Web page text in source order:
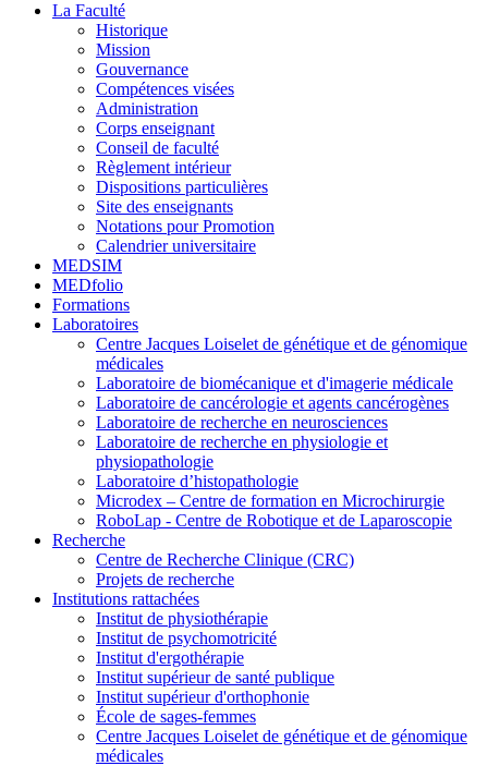
La Faculté
Historique
Mission
Gouvernance
Compétences visées
Administration
Corps enseignant
Conseil de faculté
Règlement intérieur
Dispositions particulières
Site des enseignants
Notations pour Promotion
Calendrier universitaire
MEDSIM
MEDfolio
Formations
Laboratoires
Centre Jacques Loiselet de génétique et de génomique
médicales
Laboratoire de biomécanique et d'imagerie médicale
Laboratoire de cancérologie et agents cancérogènes
Laboratoire de recherche en neurosciences
Laboratoire de recherche en physiologie et
physiopathologie
Laboratoire d’histopathologie
Microdex – Centre de formation en Microchirurgie
RoboLap - Centre de Robotique et de Laparoscopie
Recherche
Centre de Recherche Clinique (CRC)
Projets de recherche
Institutions rattachées
Institut de physiothérapie
Institut de psychomotricité
Institut d'ergothérapie
Institut supérieur de santé publique
Institut supérieur d'orthophonie
École de sages-femmes
Centre Jacques Loiselet de génétique et de génomique
médicales